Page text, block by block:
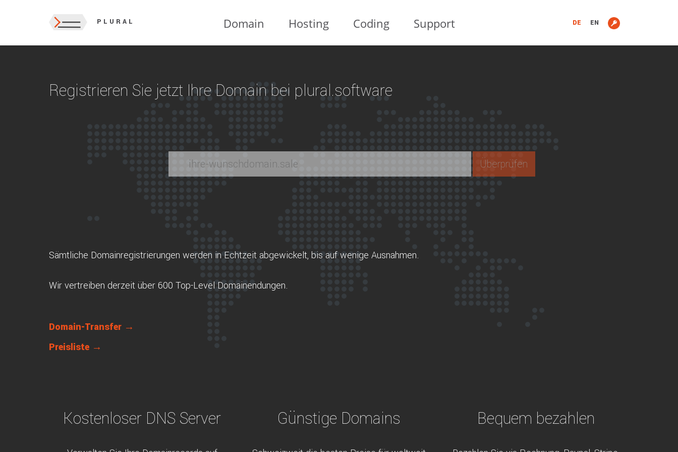
PLURAL Domain Hosting Coding Support DE EN
Registrieren Sie jetzt Ihre Domain bei plural.software
Sämtliche Domainregistrierungen werden in Echtzeit abgewickelt, bis auf wenige Ausnahmen.
Wir vertreiben derzeit über 600 Top-Level Domainendungen.
Domain-Transfer →
Preisliste →
Kostenloser DNS Server Günstige Domains Bequem bezahlen